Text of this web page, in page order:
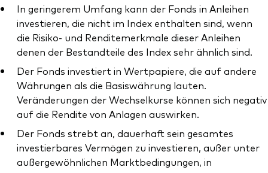
In geringerem Umfang kann der Fonds in Anleihen
investieren, die nicht im Index enthalten sind, wenn
die Risiko- und Renditemerkmale dieser Anleihen
denen der Bestandteile des Index sehr ähnlich sind.
Der Fonds investiert in Wertpapiere, die auf andere
Währungen als die Basiswährung lauten.
Veränderungen der Wechselkurse können sich negativ
auf die Rendite von Anlagen auswirken.
Der Fonds strebt an, dauerhaft sein gesamtes
investierbares Vermögen zu investieren, außer unter
außergewöhnlichen Marktbedingungen, in